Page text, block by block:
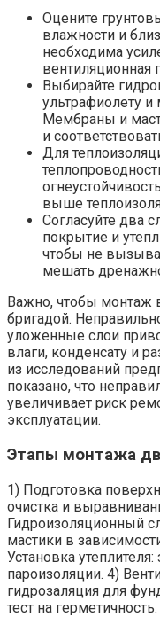
Оцените
влажности и
необходима
вентиляционная
Выбирайте
ультрафиолету и
Мембраны и
и
Для
выше
Согласуйте два
покрытие и
чтобы не
мешать
Важно, чтобы монтаж
бригадой.
уложенные слои
влаги, конденсату и
из исследований
показано, что
увеличивает риск
эксплуатации.
Этапы монтажа
1) Подготовка
очистка и
Гидроизоляционный
мастики в
Установка
пароизоляции. 4)
гидрозаляция для
тест на герметичность.